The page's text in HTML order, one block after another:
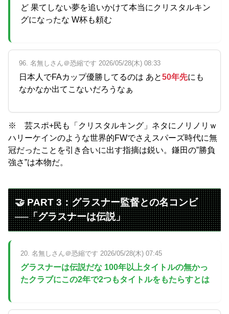
ど 果てしない夢を追いかけて本当にクリスタルキン
グになったな W杯も頼む
96. 名無しさん＠恐縮です 2026/05/28(木) 08:33
日本人でFAカップ優勝してるのは あと50年先にも
なかなか出てこないだろうなぁ
※ 芸スポ+民も「クリスタルキング」ネタにノリノリｗ
ハリーケインのような世界的FWでさえスパーズ時代に無
冠だったことを引き合いに出す指摘は鋭い。鎌田の”勝負
強さ”は本物だ。
🤝 PART 3：グラスナー監督との名コンビ
──「グラスナーは伝説」
20. 名無しさん＠恐縮です 2026/05/28(木) 07:45
グラスナーは伝説だな 100年以上タイトルの無かっ
たクラブにこの2年で2つもタイトルをもたらすとは